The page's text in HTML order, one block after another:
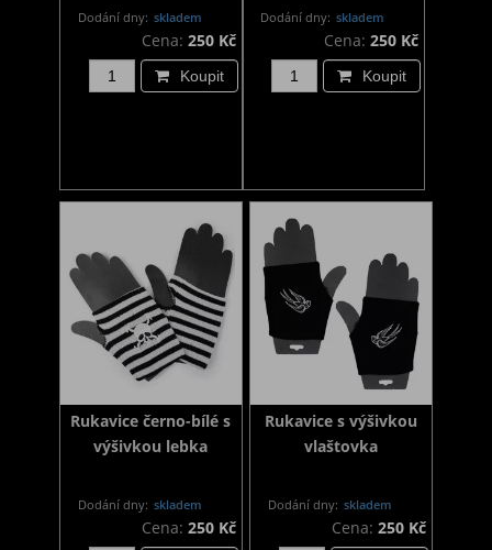
Dodání dny: skladem
Cena: 250 Kč
Koupit
Dodání dny: skladem
Cena:250 Kč
Koupit
Rukavice černo-bílé s
výšivkou lebka
Dodání dny: skladem
Cena: 250 Kč
Rukavice s výšivkou
vlaštovka
Dodání dny: skladem
Cena: 250 Kč